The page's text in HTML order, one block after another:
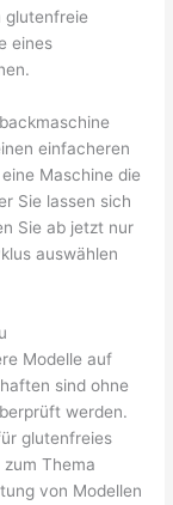
glutenfreie
eines
einfacheren
Maschine die
Sie lassen sich
Sie ab jetzt nur
auswählen
Modelle auf
sind ohne
werden.
glutenfreies
Thema
von Modellen